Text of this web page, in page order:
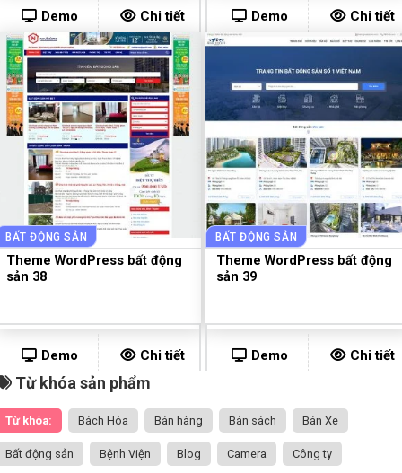
Demo Chi tiết Demo Chi tiết
BẤT ĐỘNG SẢN
Theme WordPress bất động
sản 38
Demo Chi tiết
BẤT ĐỘNG SẢN
Theme WordPress bất động
sản 39
Demo Chi tiết
Từ khóa sản phẩm
Từ khóa: Bách Hóa Bán hàng Bán sách Bán Xe
Bất động sản Bệnh Viện Blog Camera Công ty